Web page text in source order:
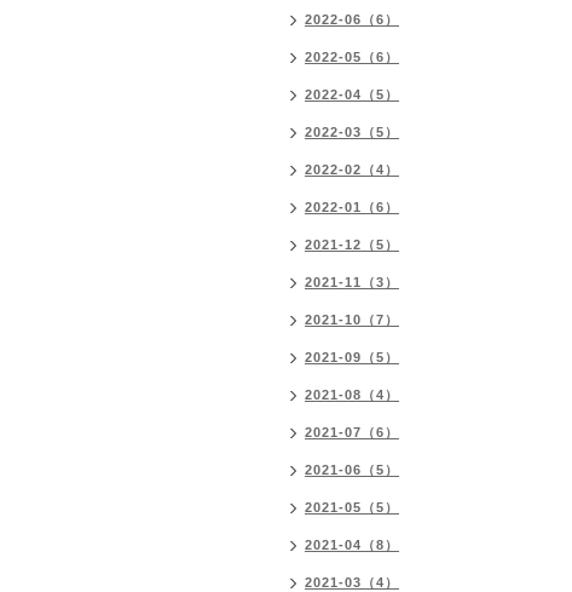
2022-06（6）
2022-05（6）
2022-04（5）
2022-03（5）
2022-02（4）
2022-01（6）
2021-12（5）
2021-11（3）
2021-10（7）
2021-09（5）
2021-08（4）
2021-07（6）
2021-06（5）
2021-05（5）
2021-04（8）
2021-03（4）